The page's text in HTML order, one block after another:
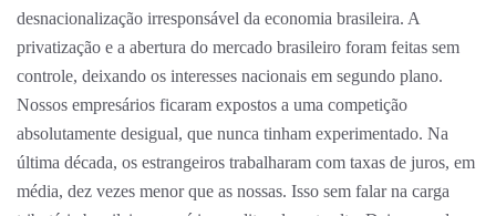
desnacionalização irresponsável da economia brasileira. A
privatização e a abertura do mercado brasileiro foram feitas sem
controle, deixando os interesses nacionais em segundo plano.
Nossos empresários ficaram expostos a uma competição
absolutamente desigual, que nunca tinham experimentado. Na
última década, os estrangeiros trabalharam com taxas de juros, em
média, dez vezes menor que as nossas. Isso sem falar na carga